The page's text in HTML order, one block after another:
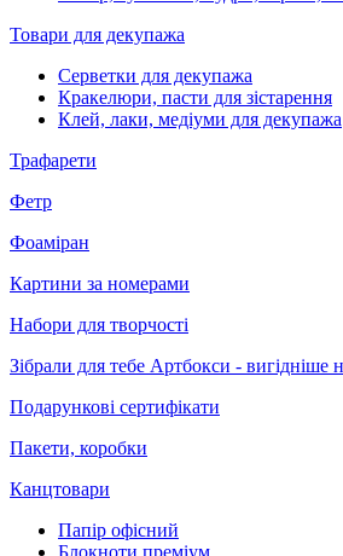
Товари для декупажа
Серветки для декупажа
Кракелюри, пасти для зістарення
Клей, лаки, медіуми для декупажа
Трафарети
Фетр
Фоаміран
Картини за номерами
Набори для творчості
Зібрали для тебе Артбокси - вигідніше
Подарункові сертифікати
Пакети, коробки
Канцтовари
Папір офісний
Блокноти преміум